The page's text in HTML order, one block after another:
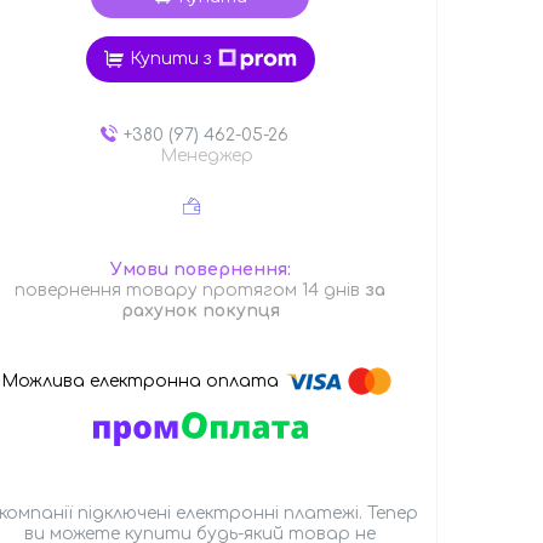
Купити з
+380 (97) 462-05-26
Менеджер
повернення товару протягом 14 днів за
рахунок покупця
підключені електронні платежі. Тепер
ви можете купити будь-який товар не